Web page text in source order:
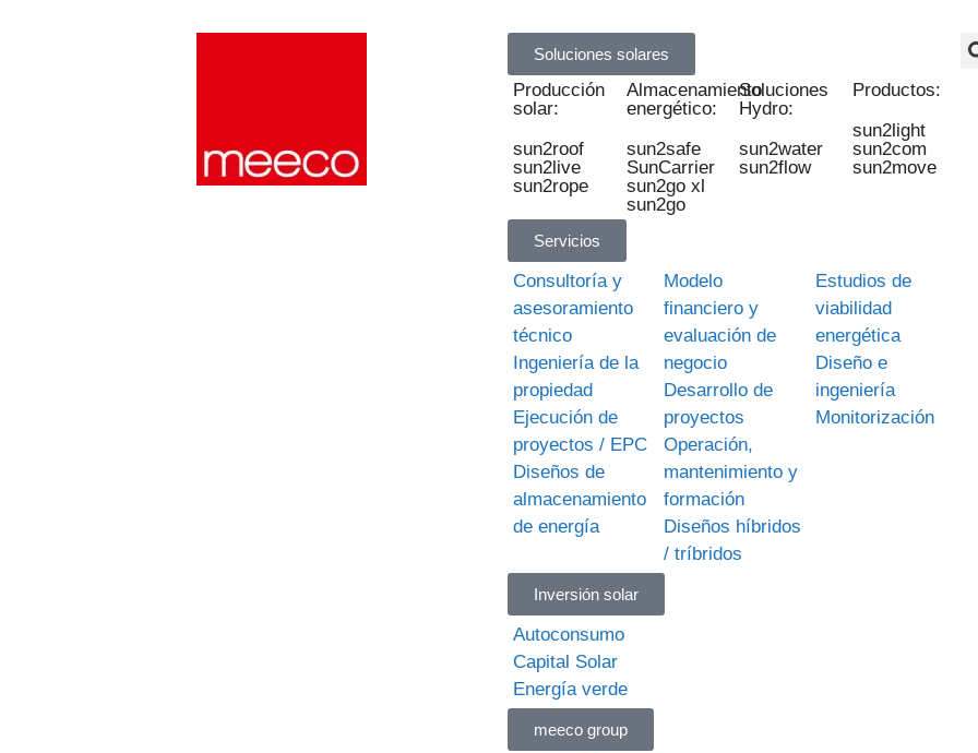
Soluciones solares
Producción
solar:
sun2roof
sun2live
sun2rope
Almacenamiento
energético:
sun2safe
SunCarrier
sun2go xl
sun2go
Soluciones
Hydro:
sun2water
sun2flow
Productos:
sun2light
sun2com
sun2move
Servicios
Consultoría y
asesoramiento
técnico
Ingeniería de la
propiedad
Ejecución de
proyectos / EPC
Diseños de
almacenamiento
de energía
Modelo
financiero y
evaluación de
negocio
Desarrollo de
proyectos
Operación,
mantenimiento y
formación
Diseños híbridos
/ tríbridos
Estudios de
viabilidad
energética
Diseño e
ingeniería
Monitorización
Inversión solar
Autoconsumo
Capital Solar
Energía verde
meeco group